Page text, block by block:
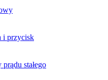
i przycisk
stałego